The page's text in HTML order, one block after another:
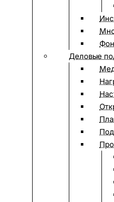
Деловые